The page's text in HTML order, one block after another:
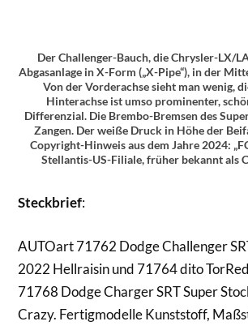
Der Challenger-Bauch, die Chrysler-LX/
Abgasanlage in X-Form („X-Pipe“), in der
Von der Vorderachse sieht man wenig,
Hinterachse ist umso prominenter,
Differenzial. Die Brembo-Bremsen des
Zangen. Der weiße Druck in Höhe der
Copyright-Hinweis aus dem Jahre 2024:
Stellantis-US-Filiale, früher bekannt als
Steckbrief:
AUTOart 71762 Dodge Challenger
2022 Hellraisin und 71764 dito
71768 Dodge Charger SRT Super
Crazy. Fertigmodelle Kunststoff,